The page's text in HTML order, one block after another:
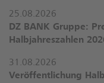
25.08.2026
DZ BANK Gruppe:
Halbjahreszahlen
31.08.2026
Veröffentlichung